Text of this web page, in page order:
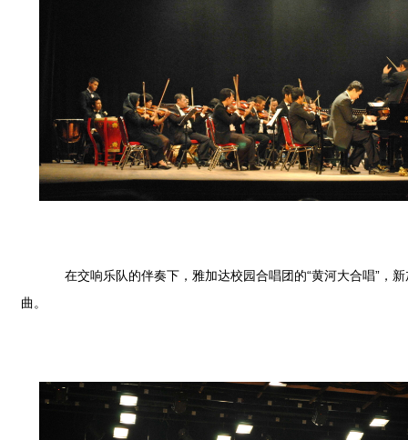
在交响乐队的伴奏下，雅加达校园合唱团的“黄河大合唱”，新
曲。